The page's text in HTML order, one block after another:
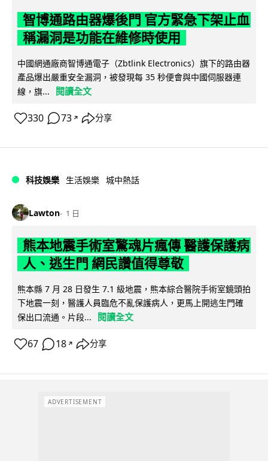
智博通路由器爆後門 官方緊急下架止血
稱漏洞是功能在維修時使用
中國網通廠商智博通電子（Zbtlink Electronics）旗下的路由器
產品爆出嚴重安全漏洞，被發現每 35 秒便會與中國伺服器連
線，旗...
閱讀全文
330 73 ↗ 分享
科技娛樂 生活娛樂 城中熱話
Lawton 1 日
熊本地震手術室驚魂片瘋傳 醫護保護病
人、逃生門 網民讚值得尊敬
熊本縣 7 月 28 日發生 7.1 級地震，熊本綜合醫院手術室鏡頭拍
下地震一刻，醫護人員臨危不亂保護病人，更馬上開逃生門確
保出口流通。片段...
閱讀全文
67 18 ↗ 分享
ADVERTISEMENT